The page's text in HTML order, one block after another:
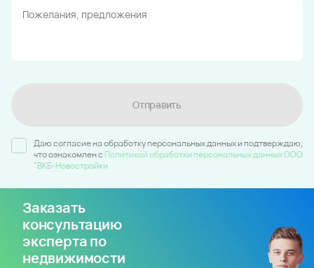
Отправить
Даю согласие на обработку персональных данных и подтверждаю,
что ознакомлен c Политикой обработки персональных данных ООО
"ВКБ-Новостройки
Заказать
консультацию
эксперта по
недвижимости